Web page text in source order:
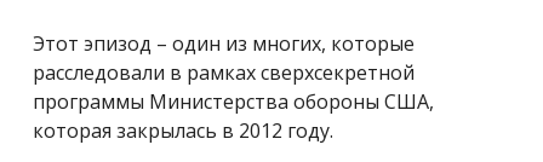
Этот эпизод – один из многих, которые
расследовали в рамках сверхсекретной
программы Министерства обороны США,
которая закрылась в 2012 году.